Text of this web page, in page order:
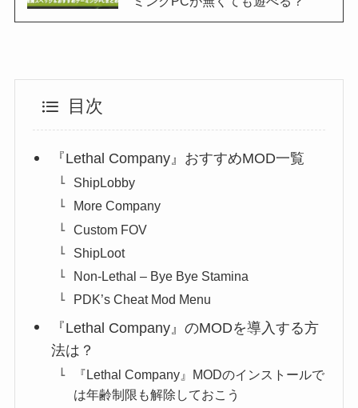
目次
『Lethal Company』おすすめMOD一覧
ShipLobby
More Company
Custom FOV
ShipLoot
Non-Lethal – Bye Bye Stamina
PDK’s Cheat Mod Menu
『Lethal Company』のMODを導入する方
法は？
『Lethal Company』MODのインストールで
は年齢制限も解除しておこう